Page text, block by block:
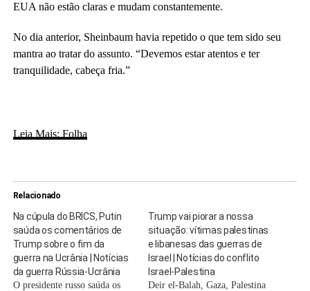
EUA não estão claras e mudam constantemente.
No dia anterior, Sheinbaum havia repetido o que tem sido seu
mantra ao tratar do assunto. “Devemos estar atentos e ter
tranquilidade, cabeça fria.”
Leia Mais: Folha
Relacionado
Na cúpula do BRICS, Putin
saúda os comentários de
Trump sobre o fim da
guerra na Ucrânia | Notícias
da guerra Rússia-Ucrânia
O presidente russo saúda os
Trump vai piorar a nossa
situação: vítimas palestinas
e libanesas das guerras de
Israel | Notícias do conflito
Israel-Palestina
Deir el-Balah, Gaza, Palestina